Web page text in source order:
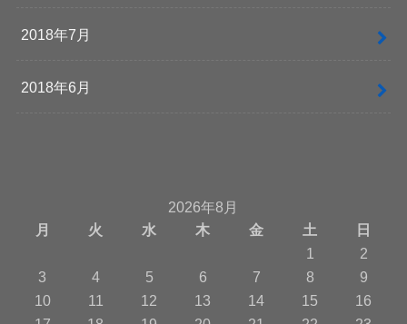
2018年7月
2018年6月
2026年8月
月
火 水 木 金 土
日
1
2
3
4 5 6 7 8
9
10
11 12 13 14 15
16